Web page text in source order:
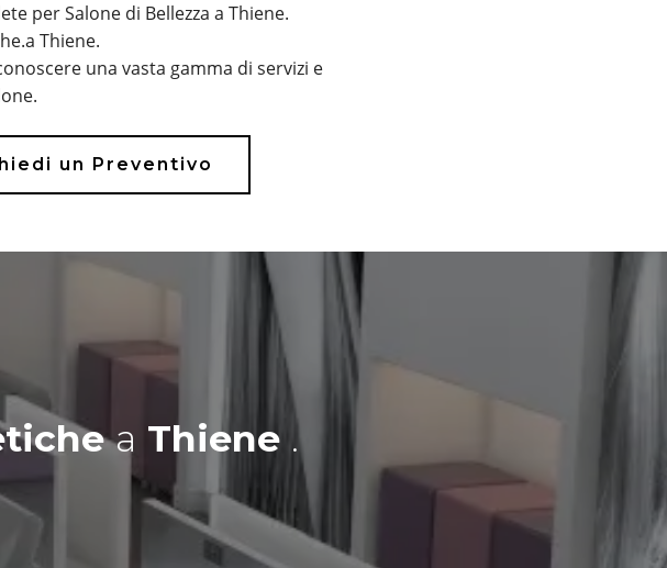
per Salone di Bellezza a Thiene.
Thiene.
una vasta gamma di servizi e
un Preventivo
a Thiene .